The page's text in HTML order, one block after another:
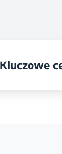
Kluczowe